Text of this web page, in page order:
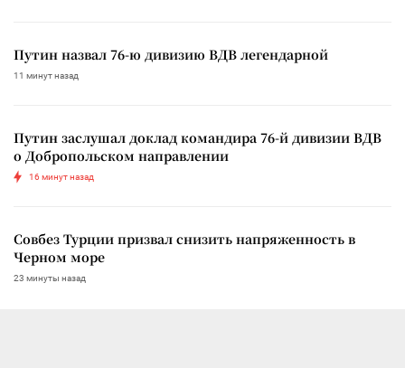
Путин назвал 76-ю дивизию ВДВ легендарной
11 минут назад
Путин заслушал доклад командира 76-й дивизии ВДВ
о Добропольском направлении
16 минут назад
Совбез Турции призвал снизить напряженность в
Черном море
23 минуты назад